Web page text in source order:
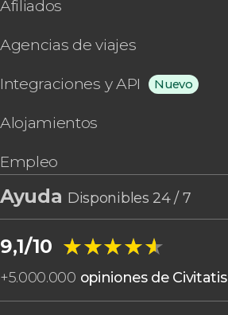
Afiliados
Agencias de viajes
Integraciones y API Nuevo
Alojamientos
Empleo
Ayuda Disponibles 24 / 7
9,1/10 ★★★★★
★★★★★
+5.000.000 opiniones de Civitatis